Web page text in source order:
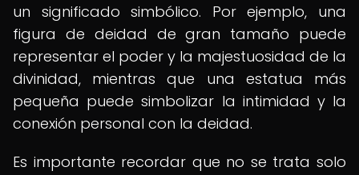
un significado simbólico. Por ejemplo, una
figura de deidad de gran tamaño puede
representar el poder y la majestuosidad de la
divinidad, mientras que una estatua más
pequeña puede simbolizar la intimidad y la
conexión personal con la deidad.
Es importante recordar que no se trata solo